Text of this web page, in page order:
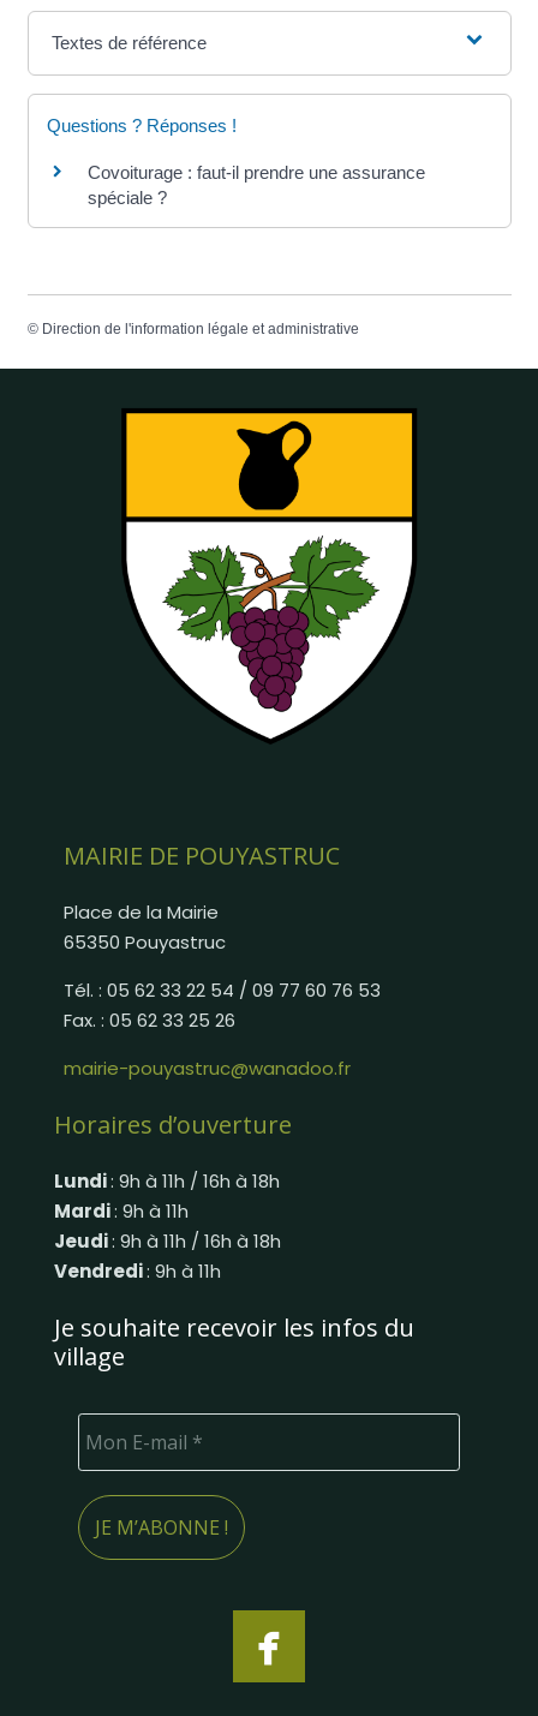
Textes de référence
Questions ? Réponses !
Covoiturage : faut-il prendre une assurance
spéciale ?
© Direction de l'information légale et administrative
MAIRIE DE POUYASTRUC
Place de la Mairie
65350 Pouyastruc
Tél. : 05 62 33 22 54 / 09 77 60 76 53
Fax. : 05 62 33 25 26
mairie-pouyastruc@wanadoo.fr
Horaires d’ouverture
Lundi: 9h à 11h / 16h à 18h
Mardi: 9h à 11h
Jeudi: 9h à 11h / 16h à 18h
Vendredi: 9h à 11h
Je souhaite recevoir les infos du
village